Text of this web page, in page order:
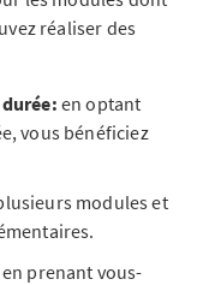
réaliser des
en optant
vous bénéficiez
modules et
prenant vous-